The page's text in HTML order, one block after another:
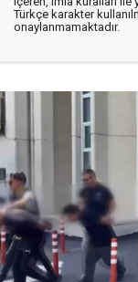
Türkçe karakter
onaylanmamaktadır.